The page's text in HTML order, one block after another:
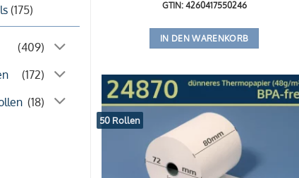
(175)
(409)
(172)
(18)
GTIN: 4260417550246
IN DEN WARENKORB
50 Rollen